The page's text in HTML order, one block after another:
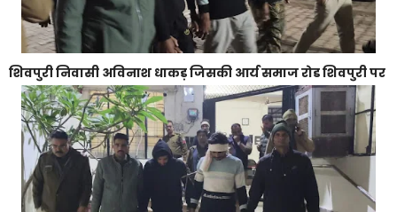
शिवपुरी निवासी अविनाश धाकड़ जिसकी आर्य समाज रोड शिवपुरी पर